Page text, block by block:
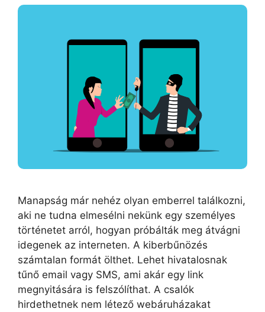
Manapság már nehéz olyan emberrel találkozni,
aki ne tudna elmesélni nekünk egy személyes
történetet arról, hogyan próbálták meg átvágni
idegenek az interneten. A kiberbűnözés
számtalan formát ölthet. Lehet hivatalosnak
tűnő email vagy SMS, ami akár egy link
megnyitására is felszólíthat. A csalók
hirdethetnek nem létező webáruházakat